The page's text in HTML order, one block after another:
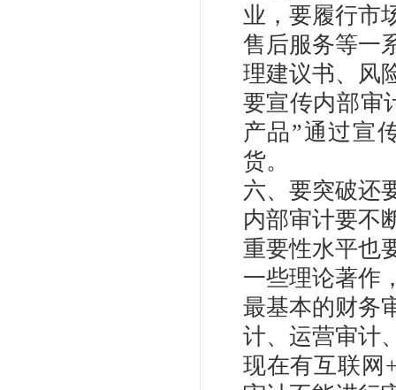
业，要履行市
售后服务等一
理建议书、风
要宣传内部审
产品”通过宣
货。
六、要突破还
内部审计要不
重要性水平也
一些理论著作
最基本的财务
计、运营审计
现在有互联网